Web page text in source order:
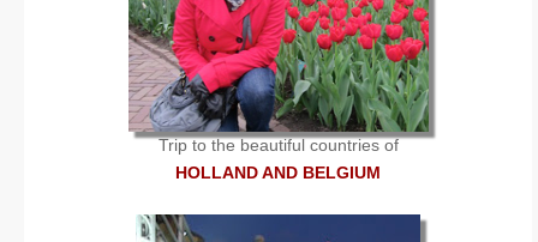
Trip to the beautiful countries of
HOLLAND AND BELGIUM